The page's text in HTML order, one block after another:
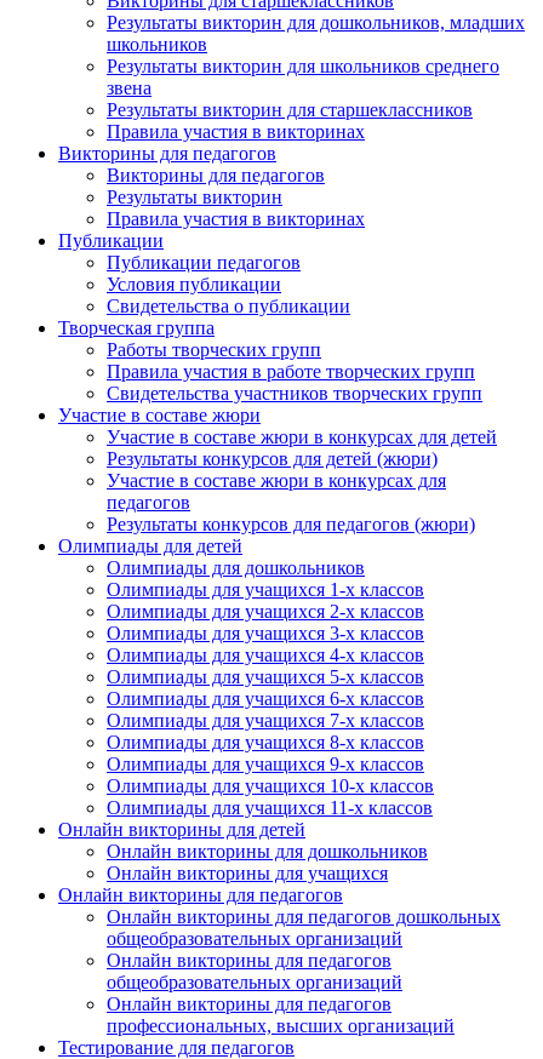
Результаты викторин для дошкольников, младших
школьников
Результаты викторин для школьников среднего
звена
Результаты викторин для старшеклассников
Правила участия в викторинах
Викторины для педагогов
Викторины для педагогов
Результаты викторин
Правила участия в викторинах
Публикации
Публикации педагогов
Условия публикации
Свидетельства о публикации
Творческая группа
Работы творческих групп
Правила участия в работе творческих групп
Свидетельства участников творческих групп
Участие в составе жюри
Участие в составе жюри в конкурсах для детей
Результаты конкурсов для детей (жюри)
Участие в составе жюри в конкурсах для
педагогов
Результаты конкурсов для педагогов (жюри)
Олимпиады для детей
Олимпиады для дошкольников
Олимпиады для учащихся 1-х классов
Олимпиады для учащихся 2-х классов
Олимпиады для учащихся 3-х классов
Олимпиады для учащихся 4-х классов
Олимпиады для учащихся 5-х классов
Олимпиады для учащихся 6-х классов
Олимпиады для учащихся 7-х классов
Олимпиады для учащихся 8-х классов
Олимпиады для учащихся 9-х классов
Олимпиады для учащихся 10-х классов
Олимпиады для учащихся 11-х классов
Онлайн викторины для детей
Онлайн викторины для дошкольников
Онлайн викторины для учащихся
Онлайн викторины для педагогов
Онлайн викторины для педагогов дошкольных
общеобразовательных организаций
Онлайн викторины для педагогов
общеобразовательных организаций
Онлайн викторины для педагогов
профессиональных, высших организаций
Тестирование для педагогов
Организация
Подписаться
Нажимая на кнопку, вы даете согласие на обработку своих
персональных данных согласно 152-ФЗ.Подробнее